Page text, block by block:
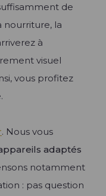
de
nourriture, la
à
visuel
vous profitez
. Nous vous
adaptés
notamment
: pas question